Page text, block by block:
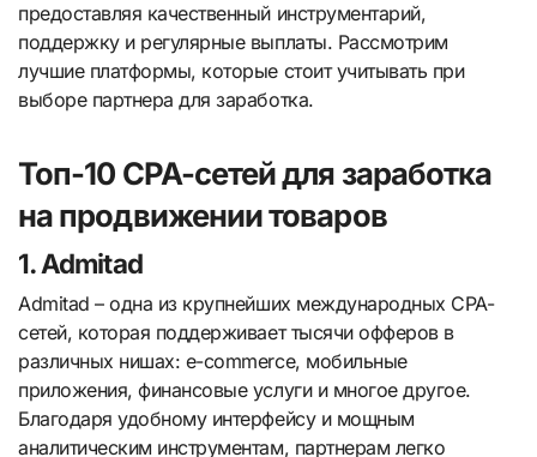
предоставляя качественный инструментарий,
поддержку и регулярные выплаты. Рассмотрим
лучшие платформы, которые стоит учитывать при
выборе партнера для заработка.
Топ-10 CPA-сетей для заработка
на продвижении товаров
1. Admitad
Admitad – одна из крупнейших международных CPA-
сетей, которая поддерживает тысячи офферов в
различных нишах: e-commerce, мобильные
приложения, финансовые услуги и многое другое.
Благодаря удобному интерфейсу и мощным
аналитическим инструментам, партнерам легко